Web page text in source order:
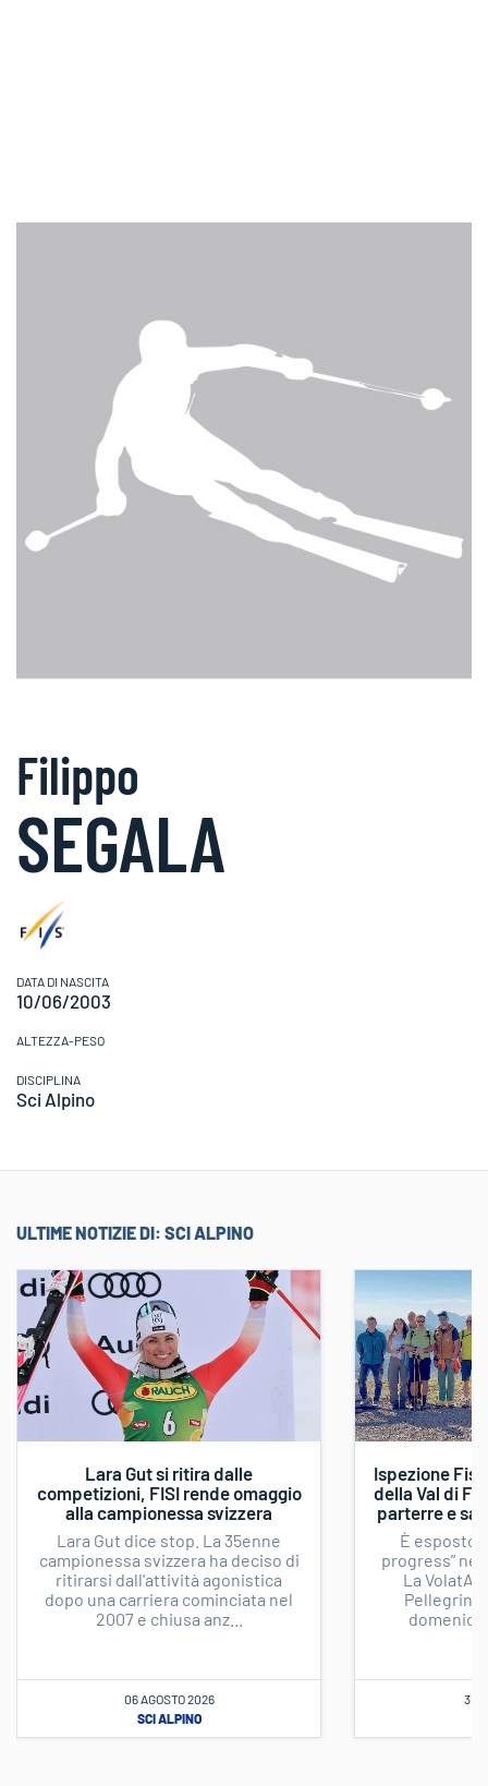
Filippo
SEGALA
DATA DI NASCITA
10/06/2003
ALTEZZA-PESO
DISCIPLINA
Sci Alpino
ULTIME NOTIZIE DI: SCI ALPINO
Lara Gut si ritira dalle
competizioni, FISI rende omaggio
alla campionessa svizzera
Lara Gut dice stop. La 35enne
campionessa svizzera ha deciso di
ritirarsi dall'attività agonistica
dopo una carriera cominciata nel
2007 e chiusa anz...
06 AGOSTO 2026
SCI ALPINO
Ispezione Fis
della Val di
parterre e
È esposto
progress”
La VolatA
domenica
31